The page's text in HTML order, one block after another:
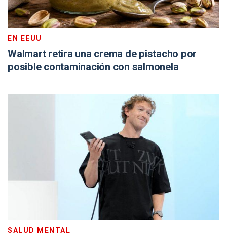
EN EEUU
Walmart retira una crema de pistacho por
posible contaminación con salmonela
SALUD MENTAL